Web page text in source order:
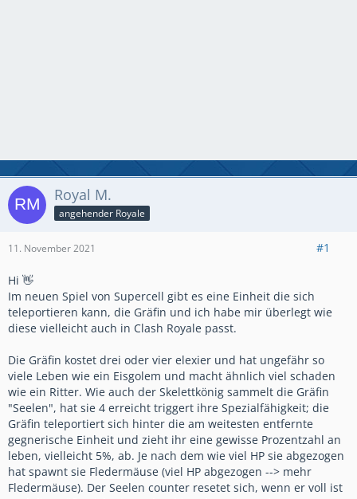
Royal M.
angehender Royale
11. November 2021 #1
Hi 👋
Im neuen Spiel von Supercell gibt es eine Einheit die sich
teleportieren kann, die Gräfin und ich habe mir überlegt wie
diese vielleicht auch in Clash Royale passt.
Die Gräfin kostet drei oder vier elexier und hat ungefähr so
viele Leben wie ein Eisgolem und macht ähnlich viel schaden
wie ein Ritter. Wie auch der Skelettkönig sammelt die Gräfin
"Seelen", hat sie 4 erreicht triggert ihre Spezialfähigkeit; die
Gräfin teleportiert sich hinter die am weitesten entfernte
gegnerische Einheit und zieht ihr eine gewisse Prozentzahl an
leben, vielleicht 5%, ab. Je nach dem wie viel HP sie abgezogen
hat spawnt sie Fledermäuse (viel HP abgezogen --> mehr
Fledermäuse). Der Seelen counter resetet sich, wenn er voll ist